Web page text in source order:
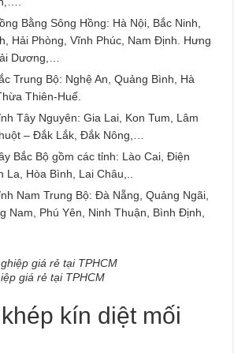
Bằng Sông Hồng: Hà Nội, Bắc Ninh,
Hải Phòng, Vĩnh Phúc, Nam Định. Hưng
Dương,…
Trung Bộ: Nghệ An, Quảng Bình, Hà
Thiên-Huế.
Tây Nguyên: Gia Lai, Kon Tum, Lâm
– Đắk Lắk, Đắk Nông,…
Bắc Bộ gồm các tỉnh: Lào Cai, Điện
La, Hòa Bình, Lai Châu,..
Nam Trung Bộ: Đà Nẵng, Quảng Ngãi,
Nam, Phú Yên, Ninh Thuận, Bình Định,
giá rẻ tại TPHCM
kín diệt mối